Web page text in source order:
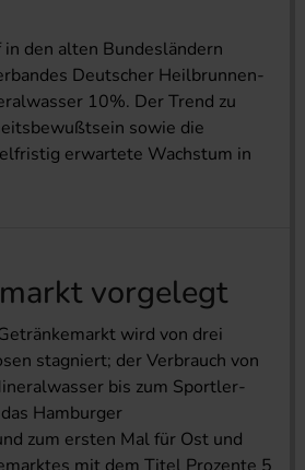
den alten Bundesländern
Deutscher Heilbrunnen-
10%. Der Trend zu
sowie die
erwartete Wachstum in
vorgelegt
wird von drei
stagniert; der Verbrauch von
bis zum Sportler-
Hamburger
zum ersten Mal für Ost und
mit dem Titel Prozente 5